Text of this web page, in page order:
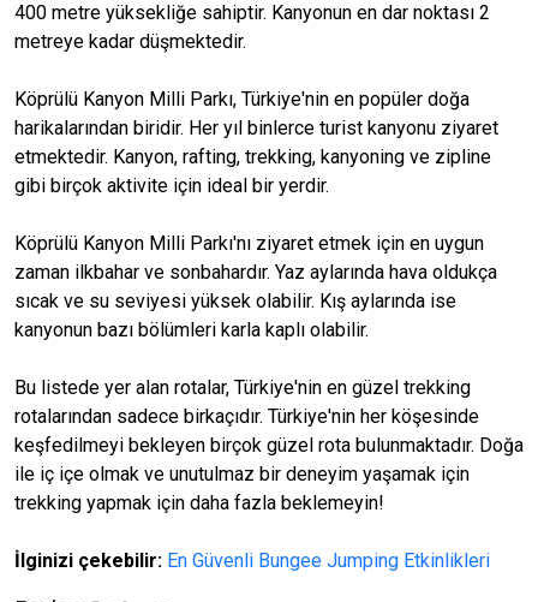
400 metre yüksekliğe sahiptir. Kanyonun en dar noktası 2
metreye kadar düşmektedir.
Köprülü Kanyon Milli Parkı, Türkiye'nin en popüler doğa
harikalarından biridir. Her yıl binlerce turist kanyonu ziyaret
etmektedir. Kanyon, rafting, trekking, kanyoning ve zipline
gibi birçok aktivite için ideal bir yerdir.
Köprülü Kanyon Milli Parkı'nı ziyaret etmek için en uygun
zaman ilkbahar ve sonbahardır. Yaz aylarında hava oldukça
sıcak ve su seviyesi yüksek olabilir. Kış aylarında ise
kanyonun bazı bölümleri karla kaplı olabilir.
Bu listede yer alan rotalar, Türkiye'nin en güzel trekking
rotalarından sadece birkaçıdır. Türkiye'nin her köşesinde
keşfedilmeyi bekleyen birçok güzel rota bulunmaktadır. Doğa
ile iç içe olmak ve unutulmaz bir deneyim yaşamak için
trekking yapmak için daha fazla beklemeyin!
İlginizi çekebilir: En Güvenli Bungee Jumping Etkinlikleri